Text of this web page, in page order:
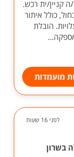
קניין/ית רכש.
כולל איתור
הובלת
מועמדות
לפני 16 שעות
בשרון